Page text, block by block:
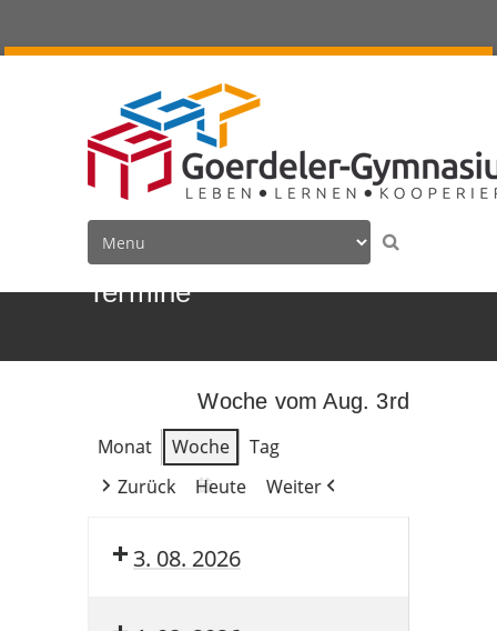
Termine
Woche vom Aug. 3rd
Monat
Woche
Tag
Zurück
Heute Weiter
3. 08. 2026